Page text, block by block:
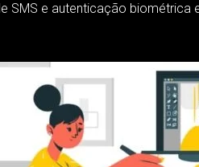
SMS e autenticação